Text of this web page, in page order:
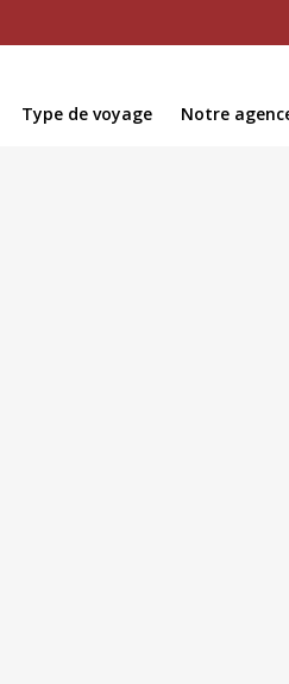
Type de voyage Notre